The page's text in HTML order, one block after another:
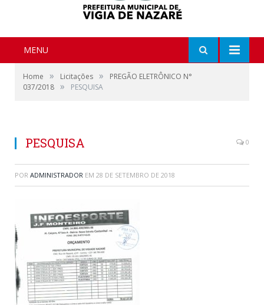
MENU
Home » Licitações »
PREGÃO ELETRÔNICO N°
037/2018 » PESQUISA
PESQUISA 0
POR ADMINISTRADOR EM 28 DE SETEMBRO DE 2018